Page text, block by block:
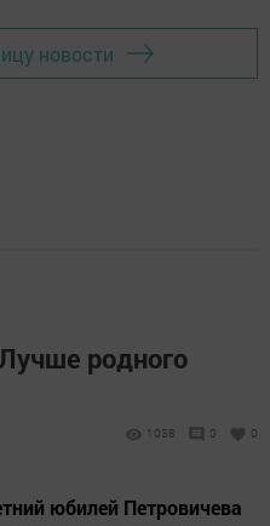
новости
родного
1038 0 0
юбилей Петровичева